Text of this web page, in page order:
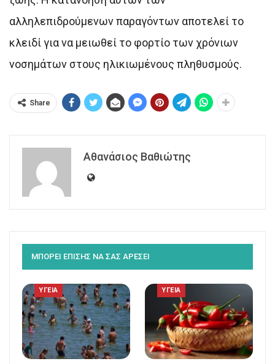
αλληλεπιδρούμενων παραγόντων αποτελεί το
κλειδί για να μειωθεί το φορτίο των χρόνιων
νοσημάτων στους ηλικιωμένους πληθυσμούς.
Share
Αθανάσιος Βαθιώτης
ΜΠΟΡΕΙ ΕΠΙΣΗΣ ΝΑ ΣΑΣ ΑΡΕΣΕΙ
ΥΓΕΙΑ ΥΓΕΙΑ